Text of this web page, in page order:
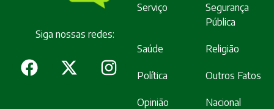
Siga nossas redes:
Serviço
Segurança
Pública
Saúde Religião
Política Outros Fatos
Opinião Nacional